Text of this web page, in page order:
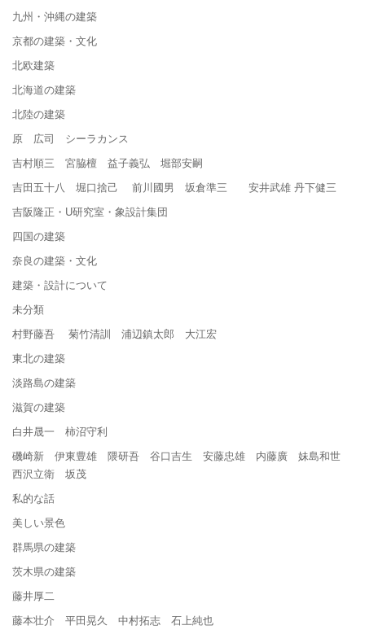
九州・沖縄の建築
京都の建築・文化
北欧建築
北海道の建築
北陸の建築
原 広司 シーラカンス
吉村順三 宮脇檀 益子義弘 堀部安嗣
吉田五十八 堀口捨己 前川國男 坂倉準三 安井武雄 丹下健三
吉阪隆正・U研究室・象設計集団
四国の建築
奈良の建築・文化
建築・設計について
未分類
村野藤吾 菊竹清訓 浦辺鎮太郎 大江宏
東北の建築
淡路島の建築
滋賀の建築
白井晟一 柿沼守利
磯崎新 伊東豊雄 隈研吾 谷口吉生 安藤忠雄 内藤廣 妹島和世
西沢立衛 坂茂
私的な話
美しい景色
群馬県の建築
茨木県の建築
藤井厚二
藤本壮介 平田晃久 中村拓志 石上純也